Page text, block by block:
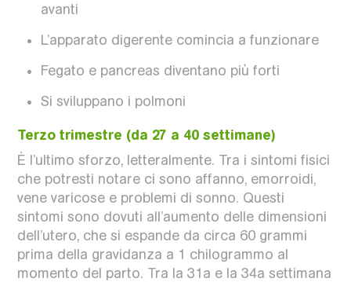
avanti
L’apparato digerente comincia a funzionare
Fegato e pancreas diventano più forti
Si sviluppano i polmoni
Terzo trimestre (da 27 a 40 settimane)
È l’ultimo sforzo, letteralmente. Tra i sintomi fisici
che potresti notare ci sono affanno, emorroidi,
vene varicose e problemi di sonno. Questi
sintomi sono dovuti all’aumento delle dimensioni
dell’utero, che si espande da circa 60 grammi
prima della gravidanza a 1 chilogrammo al
momento del parto. Tra la 31a e la 34a settimana